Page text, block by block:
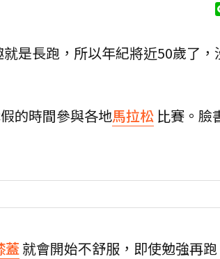
是長跑，所以年紀將近50歲了，
的時間參與各地馬拉松 比賽。臉
蓋就會開始不舒服，即使勉強再